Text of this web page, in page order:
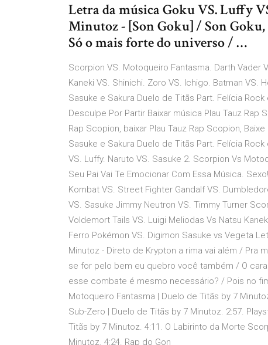
Letra da música Goku VS. Luffy
Minutoz - [Son Goku] / Son
Só o mais forte do universo / …
Scorpion VS. Motoqueiro Fantasma. Darth Vader
Kaneki VS. Shinichi. Zoro VS. Ichigo. Batman VS.
Sasuke e Sakura Duelo de Titãs Part. Felícia
Desculpe Por Partir Baixar música Plau Tauz Rap
Rap Scopion, baixar Plau Tauz Rap Scopion,
Sasuke e Sakura Duelo de Titãs Part. Felícia
VS. Luffy. Naruto VS. Sasuke 2. Scorpion Vs
Seu Pai Vai Te Emocionar Com Essa Música.
Kombat VS. Street Fighter Gandalf VS.
VS. Sasuke Jimmy Neutron VS. Timmy Turner
Voldemort Tails VS. Luigi Meliodas Vs Natsu
Ferro Pokémon VS. Digimon Sasuke vs Vegeta
Minutoz - Direto de Krypton a rima vai além / Pra
se for pelo bem eu quebro você também / O
esse combate é mesmo necessário? / Pois no
Motoqueiro Fantasma | Duelo de Titãs by 7
Sub-Zero | Duelo de Titãs by 7 Minutoz. 2:57.
Titãs by 7 Minutoz. 4:11. O Labirinto da Morte
Minutoz. 4:24. Rap do Gon